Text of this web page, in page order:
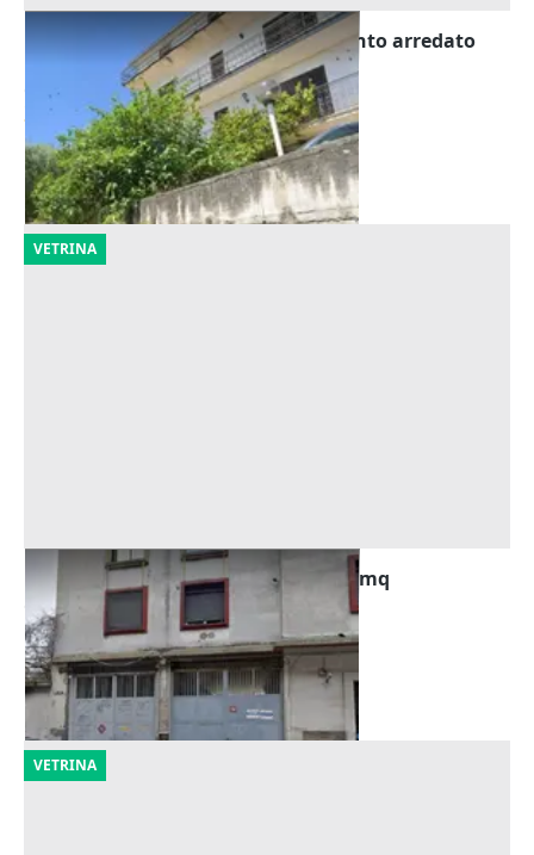
Asta Nuda proprietà di appartamento arredato
con terreno
Villa Santa Lucia (Frosinone)
Offerta minima
25.939 €
22/09/2026
VETRINA
Asta Capannone artigianale di 347 mq
Napoli (Napoli)
Offerta minima
162.750 €
19/10/2026
VETRINA